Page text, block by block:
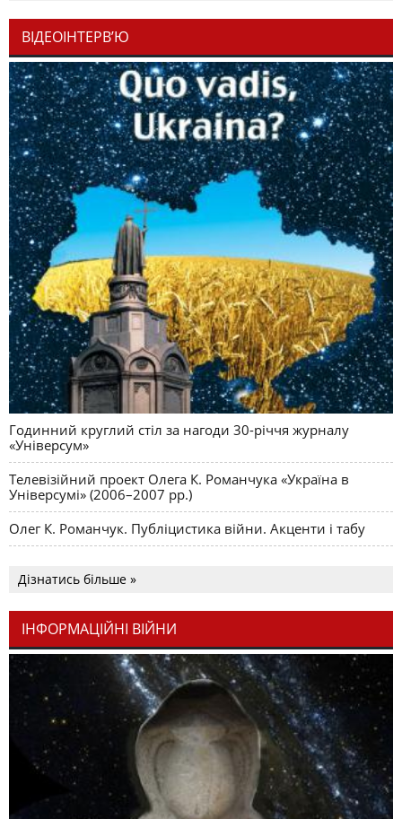
ВІДЕОІНТЕРВ’Ю
Годинний круглий стіл за нагоди 30-річчя журналу
«Універсум»
Телевізійний проект Олега К. Романчука «Україна в
Універсумі» (2006–2007 рр.)
Олег К. Романчук. Публіцистика війни. Акценти і табу
Дізнатись більше »
ІНФОРМАЦІЙНІ ВІЙНИ